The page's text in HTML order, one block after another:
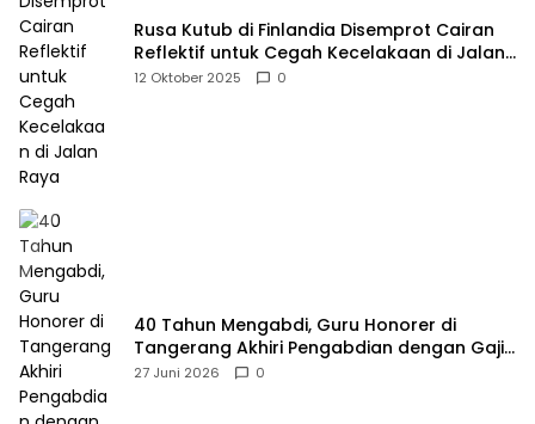
Rusa Kutub di Finlandia Disemprot Cairan
Reflektif untuk Cegah Kecelakaan di Jalan
Raya
12 Oktober 2025 0
40 Tahun Mengabdi, Guru Honorer di
Tangerang Akhiri Pengabdian dengan Gaji
Rp414 Ribu
27 Juni 2026 0